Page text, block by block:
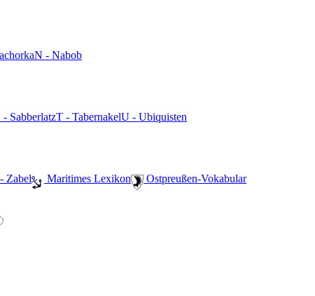
N - Nabob
- SabberlatzT - TabernakelU - Ubiquisten
Zabel ️ Maritimes Lexikon ️ Ostpreußen-Vokabular